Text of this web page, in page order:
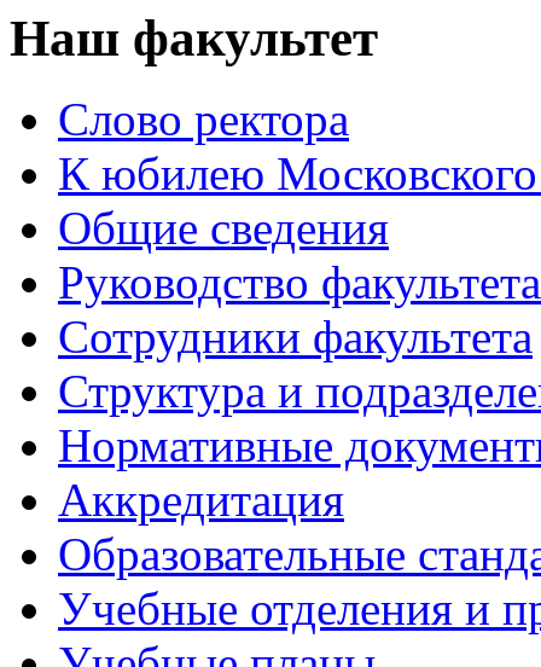
Наш факультет
Слово ректора
К юбилею Московского
Общие сведения
Руководство факультета
Сотрудники факультета
Структура и
Нормативные
Аккредитация
Образовательные
Учебные отделения и